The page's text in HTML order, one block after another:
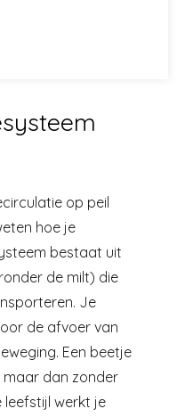
op peil
hoe je
bestaat uit
de milt) die
Je
de afvoer van
Een beetje
dan zonder
leefstijl werkt je